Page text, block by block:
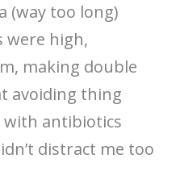
(way too long)
were high,
making double
avoiding thing
with antibiotics
distract me too